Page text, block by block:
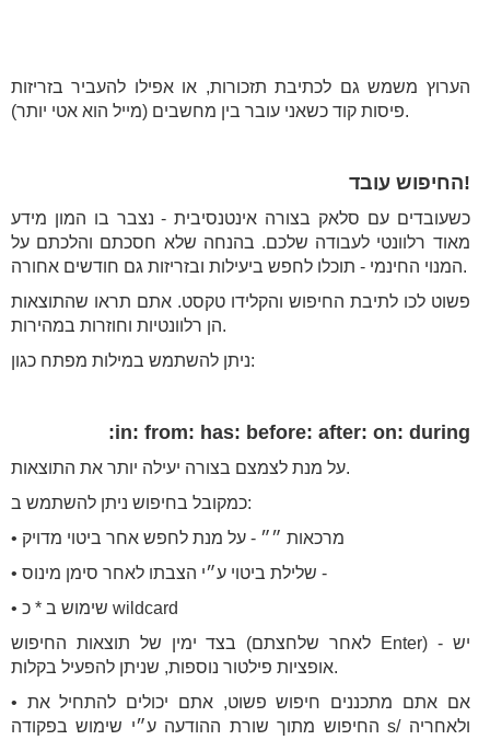
הערוץ משמש גם לכתיבת תזכורות, או אפילו להעביר בזריזות
פיסות קוד כשאני עובר בין מחשבים (מייל הוא אטי יותר).
!החיפוש עובד
כשעובדים עם סלאק בצורה אינטנסיבית - נצבר בו המון מידע
מאוד רלוונטי לעבודה שלכם. בהנחה שלא חסכתם והלכתם על
המנוי החינמי - תוכלו לחפש ביעילות ובזריזות גם חודשים אחורה.
פשוט לכו לתיבת החיפוש והקלידו טקסט. אתם תראו שהתוצאות
הן רלוונטיות וחוזרות במהירות.
ניתן להשתמש במילות מפתח כגון:
in: from: has: before: after: on: during:
על מנת לצמצם בצורה יעילה יותר את התוצאות.
כמקובל בחיפוש ניתן להשתמש ב:
• מרכאות ״״ - על מנת לחפש אחר ביטוי מדויק
• שלילת ביטוי ע״י הצבתו לאחר סימן מינוס -
• שימוש ב * כ wildcard
בצד ימין של תוצאות החיפוש (לאחר שלחצתם Enter) - יש
אופציות פילטור נוספות, שניתן להפעיל בקלות.
• אם אתם מתכננים חיפוש פשוט, אתם יכולים להתחיל את
החיפוש מתוך שורת ההודעה ע״י שימוש בפקודה s/ ולאחריה